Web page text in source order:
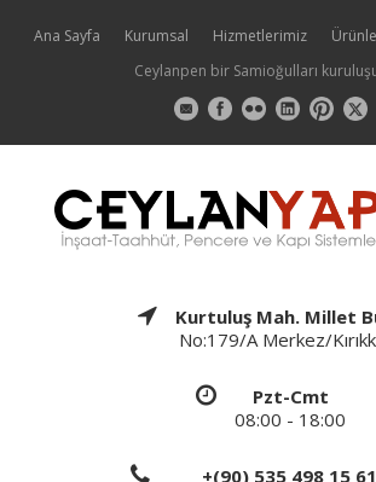
Ana Sayfa Kurumsal Hizmetlerimiz
Ceylanpen bir Samioğulları
Kurtuluş Mah. Millet
No:179/A Merkez/
Pzt-Cmt
08:00 - 18:00
+(90) 535 498 15 61